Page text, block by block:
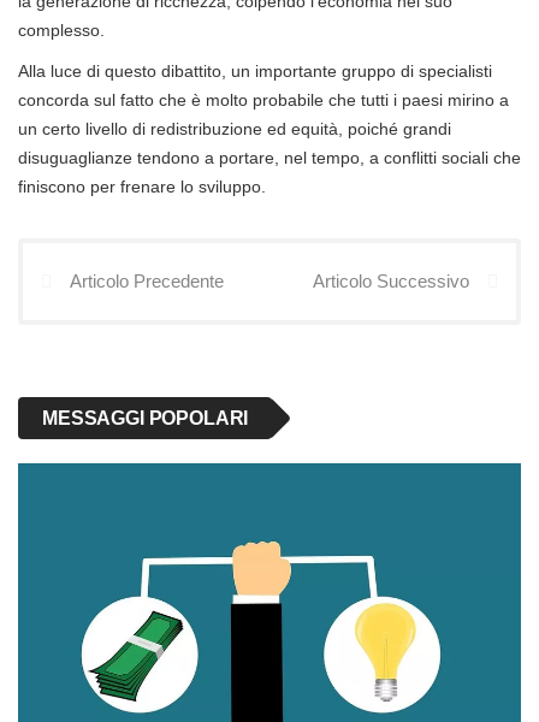
complesso.
Alla luce di questo dibattito, un importante gruppo di specialisti
concorda sul fatto che è molto probabile che tutti i paesi mirino a
un certo livello di redistribuzione ed equità, poiché grandi
disuguaglianze tendono a portare, nel tempo, a conflitti sociali che
finiscono per frenare lo sviluppo.
Articolo Precedente Articolo Successivo
MESSAGGI POPOLARI